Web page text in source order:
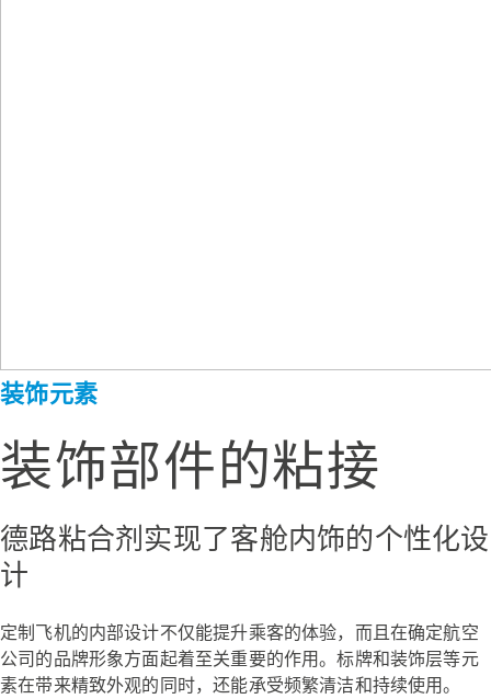
装饰元素
装饰部件的粘接
德路粘合剂实现了客舱内饰的个性化设
计
定制飞机的内部设计不仅能提升乘客的体验，而且在确定航空
公司的品牌形象方面起着至关重要的作用。标牌和装饰层等元
素在带来精致外观的同时，还能承受频繁清洁和持续使用。